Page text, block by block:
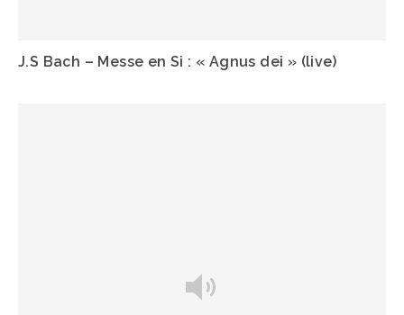
J.S Bach – Messe en Si : « Agnus dei » (live)